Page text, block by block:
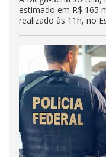
estimado em R$ 165
realizado às 11h, no